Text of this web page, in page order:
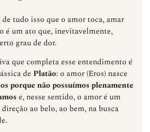
tudo isso que o amor toca, amar
é um ato que, inevitavelmente,
grau de dor.
que completa esse entendimento é
de Platão: o amor (Eros) nasce
porque não possuímos plenamente
e, nesse sentido, o amor é um
ao belo, ao bem, na busca